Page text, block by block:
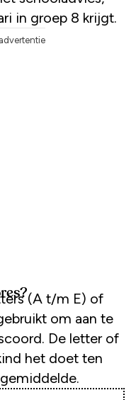
in groep 8 krijgt.
(A t/m E) of
om aan te
De letter of
het doet ten